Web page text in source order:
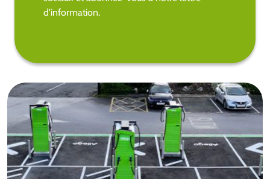
d'information.